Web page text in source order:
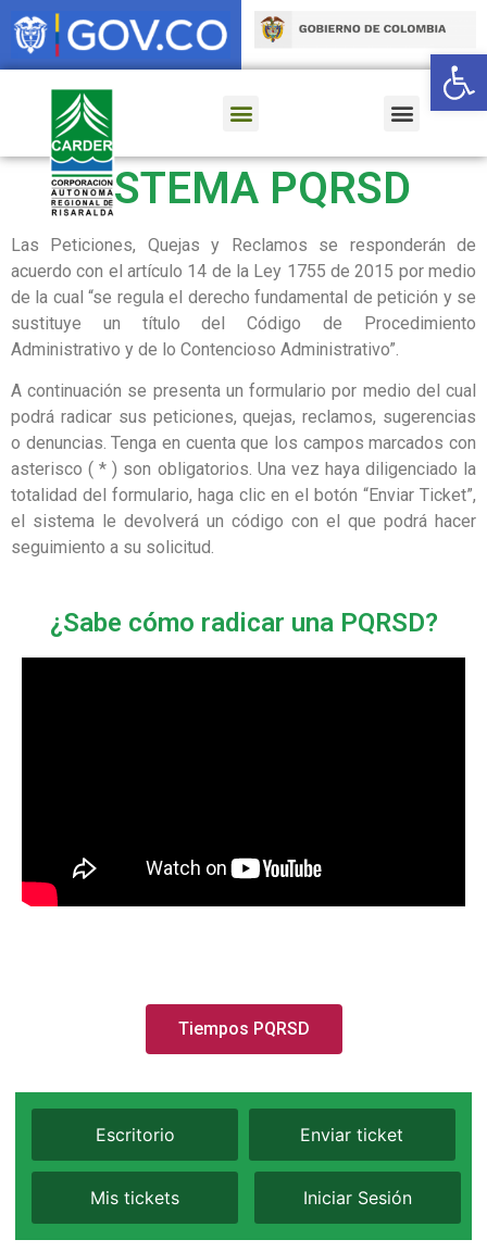
SISTEMA PQRSD
Las Peticiones, Quejas y Reclamos se responderán de
acuerdo con el artículo 14 de la Ley 1755 de 2015 por medio
de la cual “se regula el derecho fundamental de petición y se
sustituye un título del Código de Procedimiento
Administrativo y de lo Contencioso Administrativo”.
A continuación se presenta un formulario por medio del cual
podrá radicar sus peticiones, quejas, reclamos, sugerencias
o denuncias. Tenga en cuenta que los campos marcados con
asterisco ( * ) son obligatorios. Una vez haya diligenciado la
totalidad del formulario, haga clic en el botón “Enviar Ticket”,
el sistema le devolverá un código con el que podrá hacer
seguimiento a su solicitud.
¿Sabe cómo radicar una PQRSD?
Tiempos PQRSD
Escritorio Enviar ticket
Mis tickets Iniciar Sesión